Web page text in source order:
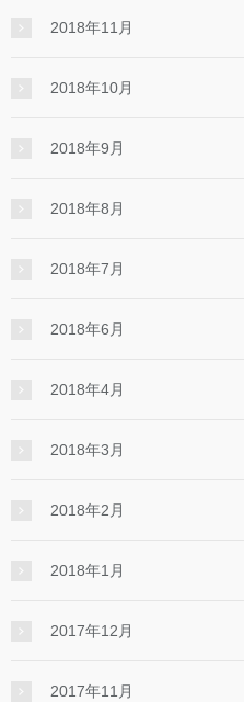
2018年11月
2018年10月
2018年9月
2018年8月
2018年7月
2018年6月
2018年4月
2018年3月
2018年2月
2018年1月
2017年12月
2017年11月